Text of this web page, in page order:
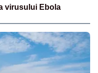
virusului Ebola